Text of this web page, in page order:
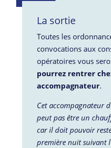
La sortie
Toutes les
convocations aux
opératoires vous
pourrez rentrer
accompagnateur.
Cet accompagnateur
peut pas être un
car il doit pouvoir
première nuit suivant